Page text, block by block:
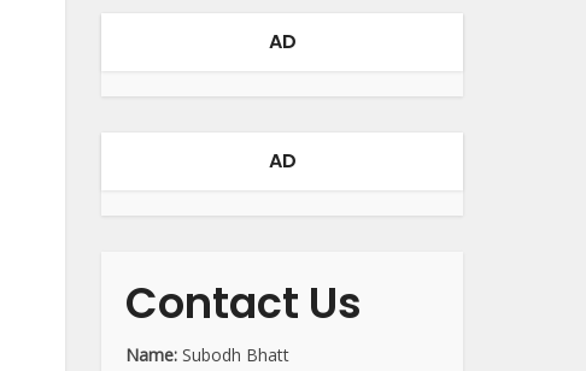
AD
AD
Contact Us
Name: Subodh Bhatt